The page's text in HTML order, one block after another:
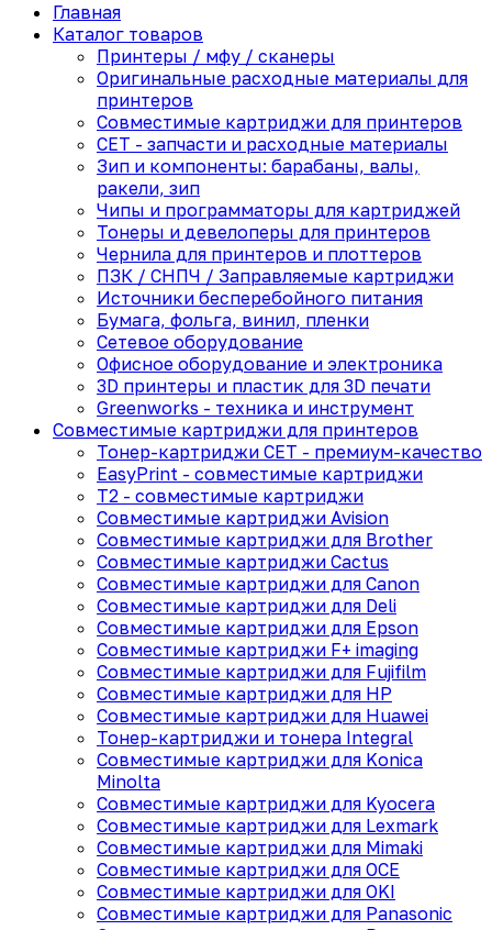
Главная
Каталог товаров
Принтеры / мфу / сканеры
Оригинальные расходные материалы для
принтеров
Совместимые картриджи для принтеров
CET - запчасти и расходные материалы
Зип и компоненты: барабаны, валы,
ракели, зип
Чипы и программаторы для картриджей
Тонеры и девелоперы для принтеров
Чернила для принтеров и плоттеров
ПЗК / СНПЧ / Заправляемые картриджи
Источники бесперебойного питания
Бумага, фольга, винил, пленки
Сетевое оборудование
Офисное оборудование и электроника
3D принтеры и пластик для 3D печати
Greenworks - техника и инструмент
Совместимые картриджи для принтеров
Тонер-картриджи CET - премиум-качество
EasyPrint - cовместимые картриджи
T2 - совместимые картриджи
Совместимые картриджи Avision
Совместимые картриджи для Brother
Совместимые картриджи Cactus
Совместимые картриджи для Canon
Совместимые картриджи для Deli
Совместимые картриджи для Epson
Совместимые картриджи F+ imaging
Совместимые картриджи для Fujifilm
Совместимые картриджи для HP
Совместимые картриджи для Huawei
Тонер-картриджи и тонера Integral
Совместимые картриджи для Konica
Minolta
Совместимые картриджи для Kyocera
Совместимые картриджи для Lexmark
Совместимые картриджи для Mimaki
Совместимые картриджи для OCE
Совместимые картриджи для OKI
Совместимые картриджи для Panasonic